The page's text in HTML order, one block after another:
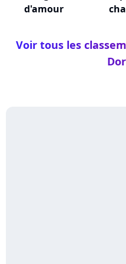
d'amour
Voir tous les